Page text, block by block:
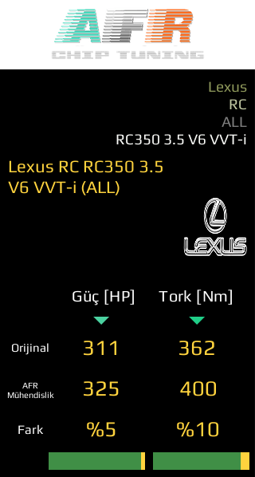
Lexus
RC
ALL
RC350 3.5 V6 VVT-i
Lexus RC RC350 3.5
V6 VVT-i (ALL)
Güç [HP] Tork [Nm]
Orijinal 311 362
AFR
Mühendislik
325 400
Fark %5 %10